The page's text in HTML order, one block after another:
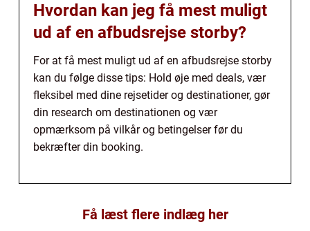
Hvordan kan jeg få mest muligt
ud af en afbudsrejse storby?
For at få mest muligt ud af en afbudsrejse storby
kan du følge disse tips: Hold øje med deals, vær
fleksibel med dine rejsetider og destinationer, gør
din research om destinationen og vær
opmærksom på vilkår og betingelser før du
bekræfter din booking.
Få læst flere indlæg her